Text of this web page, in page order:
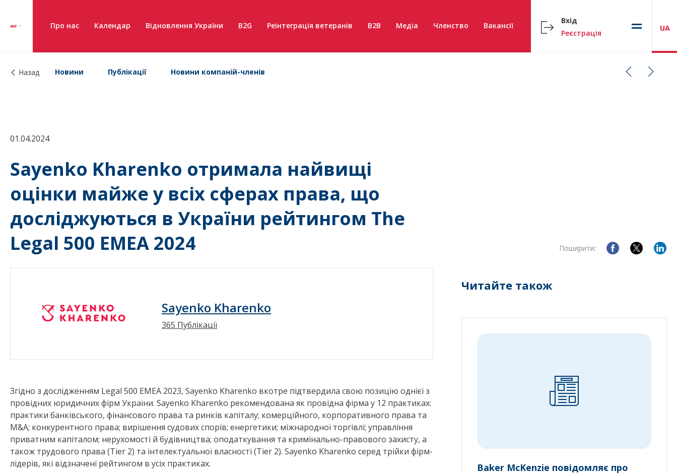
Про нас Календар Відновлення України B2G Реінтеграція ветеранів B2B Медіа Членство Вакансії
Вхід
Реєстрація
UA
Назад Новини Публікації Новини компаній-членів
01.04.2024
Sayenko Kharenko отримала найвищі
оцінки майже у всіх сферах права, що
досліджуються в України рейтингом The
Legal 500 EMEA 2024
Поширити:
Sayenko Kharenko
365 Публікації
Згідно з дослідженням Legal 500 EMEA 2023, Sayenko Kharenko вкотре підтвердила свою позицію однієї з
провідних юридичних фірм України. Sayenko Kharenko рекомендована як провідна фірма у 12 практиках:
практики банківського, фінансового права та ринків капіталу; комерційного, корпоративного права та
M&A; конкурентного права; вирішення судових спорів; енергетики; міжнародної торгівлі; управління
приватним капіталом; нерухомості й будівництва; оподаткування та кримінально-правового захисту, а
також трудового права (Tier 2) та інтелектуальної власності (Tier 2). Sayenko Kharenko серед трійки фірм-
лідерів, які відзначені рейтингом в усіх практиках.
Читайте також
Baker McKenzie повідомляє про